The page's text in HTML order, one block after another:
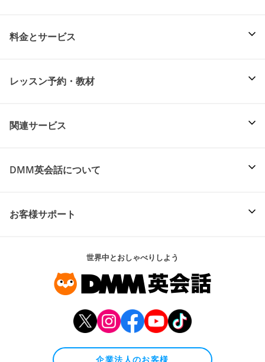
料金とサービス
レッスン予約・教材
関連サービス
DMM英会話について
お客様サポート
世界中とおしゃべりしよう
企業法人のお客様